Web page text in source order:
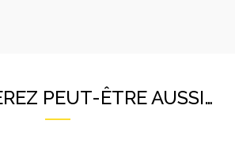
PEUT-ÊTRE AUSSI…